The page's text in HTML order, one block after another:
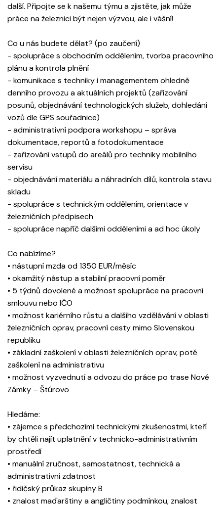
další. Připojte se k našemu týmu a zjistěte, jak může
práce na železnici být nejen výzvou, ale i vášní!
Co u nás budete dělat? (po zaučení)
- spolupráce s obchodním oddělením, tvorba pracovního
plánu a kontrola plnění
- komunikace s techniky i managementem ohledně
denního provozu a aktuálních projektů (zařizování
posunů, objednávání technologických služeb, dohledání
vozů dle GPS souřadnice)
- administrativní podpora workshopu – správa
dokumentace, reportů a fotodokumentace
- zařizování vstupů do areálů pro techniky mobilního
servisu
- objednávání materiálu a náhradních dílů, kontrola stavu
skladu
- spolupráce s technickým oddělením, orientace v
železničních předpisech
- spolupráce napříč dalšími odděleními a ad hoc úkoly
Co nabízíme?
• nástupní mzda od 1350 EUR/měsíc
• okamžitý nástup a stabilní pracovní poměr
• 5 týdnů dovolené a možnost spolupráce na pracovní
smlouvu nebo IČO
• možnost kariérního růstu a dalšího vzdělávání v oblasti
železničních oprav, pracovní cesty mimo Slovenskou
republiku
• základní zaškolení v oblasti železničních oprav, poté
zaškolení na administrativu
• možnost vyzvednutí a odvozu do práce po trase Nové
Zámky – Štúrovo
Hledáme:
• zájemce s předchozími technickými zkušenostmi, kteří
by chtěli najít uplatnění v technicko-administrativním
prostředí
• manuální zručnost, samostatnost, technická a
administrativní zdatnost
• řidičský průkaz skupiny B
• znalost maďarštiny a angličtiny podmínkou, znalost